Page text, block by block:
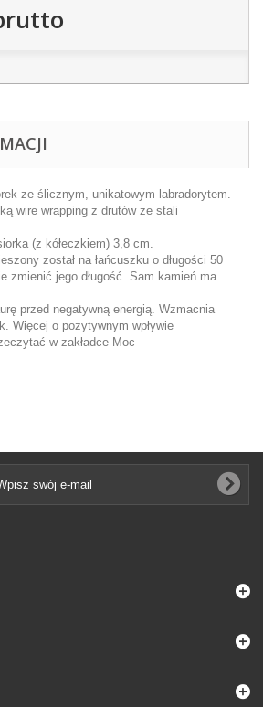
ze ślicznym, unikatowym labradorytem.
wire wrapping z drutów ze stali
(z kółeczkiem) 3,8 cm.
został na łańcuszku o długości 50
zmienić jego długość. Sam kamień ma
przed negatywną energią. Wzmacnia
Więcej o pozytywnym wpływie
w zakładce Moc